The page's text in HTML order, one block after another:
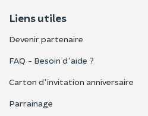
Liens utiles
Devenir partenaire
FAQ - Besoin d'aide ?
Carton d'invitation anniversaire
Parrainage